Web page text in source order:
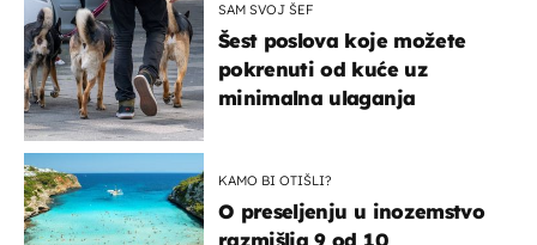
SAM SVOJ ŠEF
Šest poslova koje možete
pokrenuti od kuće uz
minimalna ulaganja
KAMO BI OTIŠLI?
O preseljenju u inozemstvo
razmišlja 9 od 10